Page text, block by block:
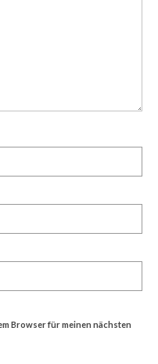
Browser für meinen nächsten